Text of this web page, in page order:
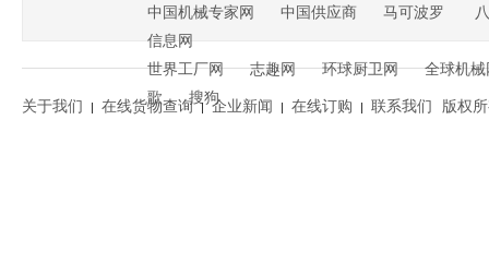
中国机械专家网
中国供应商 马可波罗
信息网
世界工厂网
志趣网 环球厨卫网
全球机械
歌
搜狗
关于我们 在线货物查询 企业新闻 在线订购 联系我们 版权